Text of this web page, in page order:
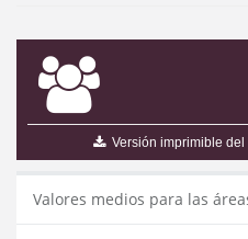
Versión imprimible
Valores medios para las